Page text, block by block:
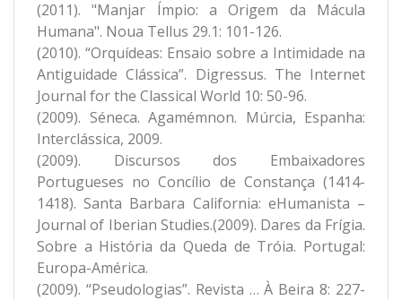
(2011). "Manjar Ímpio: a Origem da Mácula
Humana". Noua Tellus 29.1: 101-126.
(2010). “Orquídeas: Ensaio sobre a Intimidade na
Antiguidade Clássica”. Digressus. The Internet
Journal for the Classical World 10: 50-96.
(2009). Séneca. Agamémnon. Múrcia, Espanha:
Interclássica, 2009.
(2009). Discursos dos Embaixadores
Portugueses no Concílio de Constança (1414-
1418). Santa Barbara California: eHumanista –
Journal of Iberian Studies.(2009). Dares da Frígia.
Sobre a História da Queda de Tróia. Portugal:
Europa-América.
(2009). “Pseudologias”. Revista … À Beira 8: 227-